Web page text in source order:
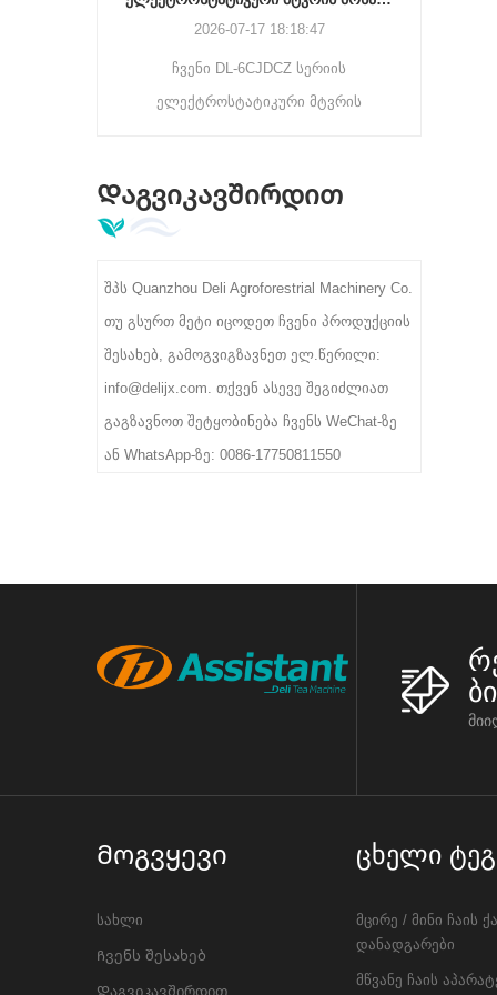
გამწმენდ ეფექტს, რაც
საშუალო მასშტაბის
ჩაის წარმოების
2026-07-17 18:18:47
ჩვენი DL-6CJDCZ სერიის
ელექტროსტატიკური მტვრის
ბოჭკოს და უცხო მინარევებს
90%-96% გაწმენდის სიჩქარით. 3/5/8
უჭერენ 300-400 კგ/სთ სიმძლავრეს,
380 ვ სამრეწველო ძაბვას,
იდეალურია ჩაის პირველადი
გადამამუშავებელი ქარხნებისთვის.
Დაგვიკავშირდით
შპს Quanzhou Deli Agroforestrial Machinery Co.
თუ გსურთ მეტი იცოდეთ ჩვენი პროდუქციის
შესახებ, გამოგვიგზავნეთ ელ.წერილი:
info@delijx.com. თქვენ ასევე შეგიძლიათ
გაგზავნოთ შეტყობინება ჩვენს WeChat-ზე
ან WhatsApp-ზე: 0086-17750811550
Მოგვყევი
სახლი
Ჩვენს შესახებ
Დაგვიკავშირდით
Ცხელი
მცირე / მინი ჩაის
დანადგარები
მწვანე ჩაის